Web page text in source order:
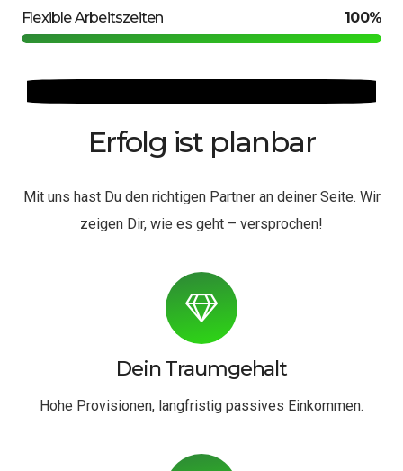
Flexible Arbeitszeiten 100%
Erfolg ist planbar
Mit uns hast Du den richtigen Partner an deiner Seite. Wir
zeigen Dir, wie es geht – versprochen!
Dein Traumgehalt
Hohe Provisionen, langfristig passives Einkommen.